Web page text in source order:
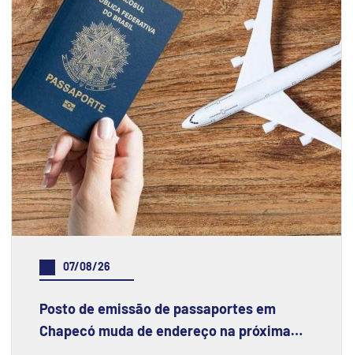
07/08/26
Posto de emissão de passaportes em
Chapecó muda de endereço na próxima